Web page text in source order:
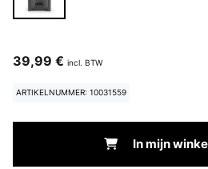
39,99 € incl. BTW
ARTIKELNUMMER: 10031559
In mijn